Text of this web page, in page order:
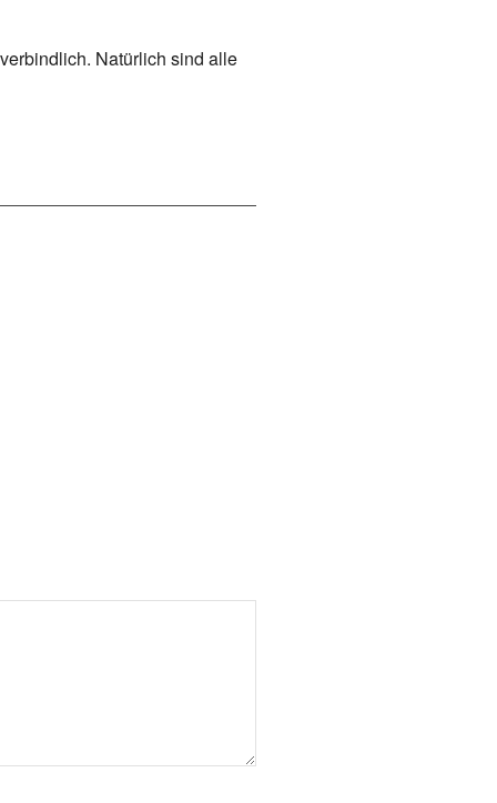
Natürlich sind alle